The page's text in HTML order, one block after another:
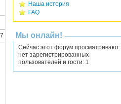
Наша история
FAQ
Мы онлайн!
Сейчас этот форум просматривают:
нет зарегистрированных
пользователей и гости: 1